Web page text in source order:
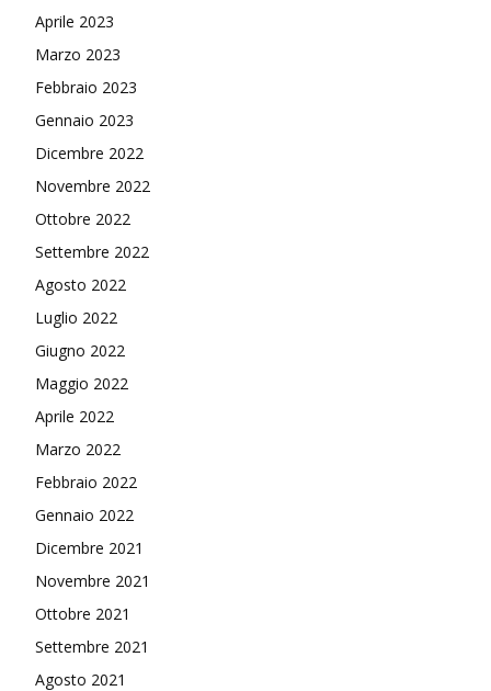
Aprile 2023
Marzo 2023
Febbraio 2023
Gennaio 2023
Dicembre 2022
Novembre 2022
Ottobre 2022
Settembre 2022
Agosto 2022
Luglio 2022
Giugno 2022
Maggio 2022
Aprile 2022
Marzo 2022
Febbraio 2022
Gennaio 2022
Dicembre 2021
Novembre 2021
Ottobre 2021
Settembre 2021
Agosto 2021